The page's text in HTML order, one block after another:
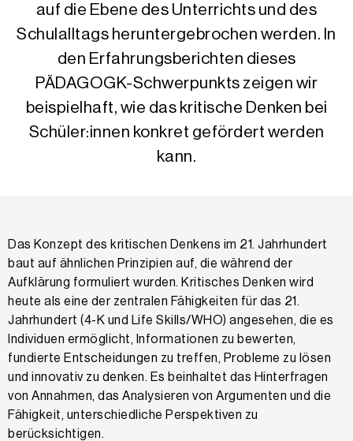
auf die Ebene des Unterrichts und des
Schulalltags heruntergebrochen werden. In
den Erfahrungsberichten dieses
PÄDAGOGK-Schwerpunkts zeigen wir
beispielhaft, wie das kritische Denken bei
Schüler:innen konkret gefördert werden
kann.
Das Konzept des kritischen Denkens im 21. Jahrhundert
baut auf ähnlichen Prinzipien auf, die während der
Aufklärung formuliert wurden. Kritisches Denken wird
heute als eine der zentralen Fähigkeiten für das 21.
Jahrhundert (4-K und Life Skills/WHO) angesehen, die es
Individuen ermöglicht, Informationen zu bewerten,
fundierte Entscheidungen zu treffen, Probleme zu lösen
und innovativ zu denken. Es beinhaltet das Hinterfragen
von Annahmen, das Analysieren von Argumenten und die
Fähigkeit, unterschiedliche Perspektiven zu
berücksichtigen.